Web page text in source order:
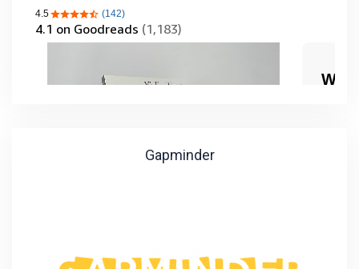
Gapminder